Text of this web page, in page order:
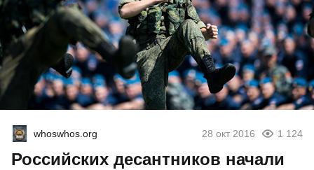
whoswhos.org 28 окт 2016 1 124
Российских десантников начали